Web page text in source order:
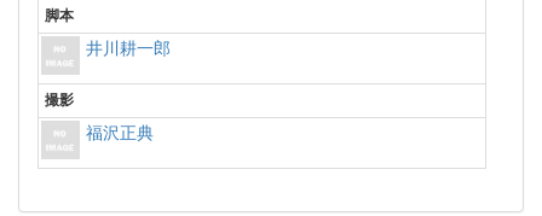
脚本
井川耕一郎
撮影
福沢正典